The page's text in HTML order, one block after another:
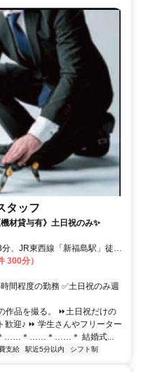
タッフ
材貸与有》土日祝のみ✨
、JR東西線「新福島駅」徒歩
300分）
間程度の勤務 ✅土日祝のみ週
作品を撮る。 ⏩土日祝だけの
迎♪ ⏩ 学生さんやフリーター
……＊……＊……＊ 結婚式...
支給 駅近5分以内 シフト制